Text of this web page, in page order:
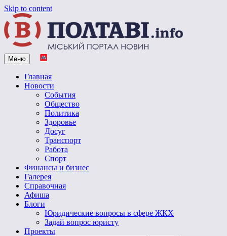
Skip to content
Vpoltave.info
Полтавский портал новостей
Меню
Главная
Новости
События
Общество
Политика
Здоровье
Досуг
Транспорт
Работа
Спорт
Финансы и бизнес
Галерея
Справочная
Афиша
Блоги
Юридические вопросы в сфере ЖКХ
Задай вопрос юристу
Проекты